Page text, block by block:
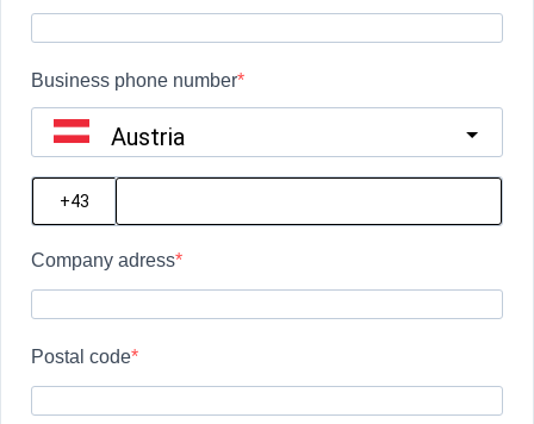
Business phone number
Austria
Company adress
Postal code